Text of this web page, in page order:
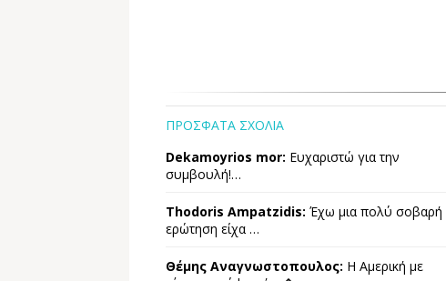
ΠΡΟΣΦΑΤΑ ΣΧΟΛΙΑ
Dekamoyrios mor: Ευχαριστώ για την
συμβουλή!…
Thodoris Ampatzidis: Έχω μια πολύ σοβαρή
ερώτηση είχα …
Θέμης Αναγνωστοπουλος: Η Αμερική με